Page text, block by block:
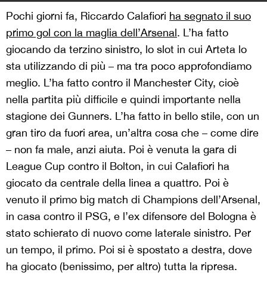
Pochi giorni fa, Riccardo Calafiori ha segnato il suo
primo gol con la maglia dell’Arsenal. L’ha fatto
giocando da terzino sinistro, lo slot in cui Arteta lo
sta utilizzando di più – ma tra poco approfondiamo
meglio. L’ha fatto contro il Manchester City, cioè
nella partita più difficile e quindi importante nella
stagione dei Gunners. L’ha fatto in bello stile, con un
gran tiro da fuori area, un’altra cosa che – come dire
– non fa male, anzi aiuta. Poi è venuta la gara di
League Cup contro il Bolton, in cui Calafiori ha
giocato da centrale della linea a quattro. Poi è
venuto il primo big match di Champions dell’Arsenal,
in casa contro il PSG, e l’ex difensore del Bologna è
stato schierato di nuovo come laterale sinistro. Per
un tempo, il primo. Poi si è spostato a destra, dove
ha giocato (benissimo, per altro) tutta la ripresa.